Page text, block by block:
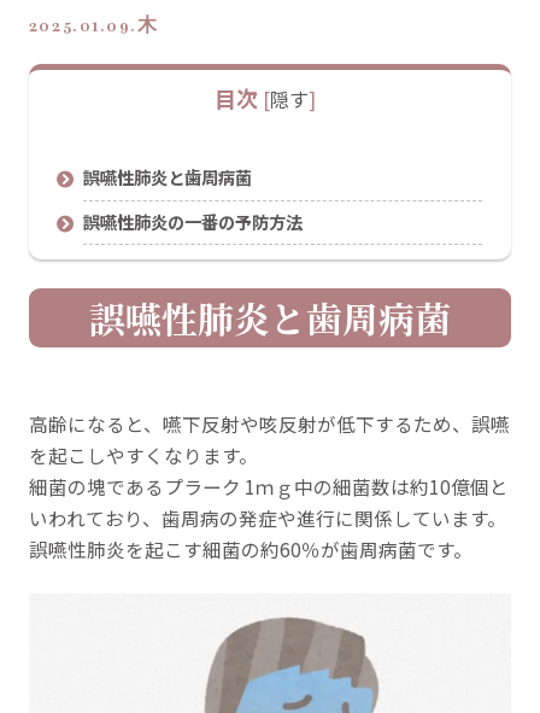
2025.01.09.木
目次 [隠す]
誤嚥性肺炎と歯周病菌
誤嚥性肺炎の一番の予防方法
誤嚥性肺炎と歯周病菌
高齢になると、嚥下反射や咳反射が低下するため、誤嚥
を起こしやすくなります。
細菌の塊であるプラーク 1ｍｇ中の細菌数は約10億個と
いわれており、歯周病の発症や進行に関係しています。
誤嚥性肺炎を起こす細菌の約60％が歯周病菌です。